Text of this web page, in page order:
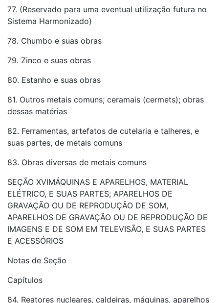
77. (Reservado para uma eventual utilização futura no
Sistema Harmonizado)
78. Chumbo e suas obras
79. Zinco e suas obras
80. Estanho e suas obras
81. Outros metais comuns; ceramais (cermets); obras
dessas matérias
82. Ferramentas, artefatos de cutelaria e talheres, e
suas partes, de metais comuns
83. Obras diversas de metais comuns
SEÇÃO XVIMÁQUINAS E APARELHOS, MATERIAL
ELÉTRICO, E SUAS PARTES; APARELHOS DE
GRAVAÇÃO OU DE REPRODUÇÃO DE SOM,
APARELHOS DE GRAVAÇÃO OU DE REPRODUÇÃO DE
IMAGENS E DE SOM EM TELEVISÃO, E SUAS PARTES
E ACESSÓRIOS
Notas de Seção
Capítulos
84. Reatores nucleares, caldeiras, máquinas, aparelhos